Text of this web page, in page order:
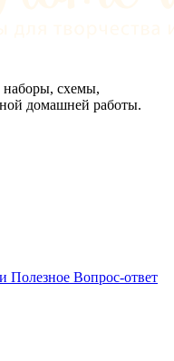
наборы, схемы,
домашней работы.
Полезное Вопрос-ответ